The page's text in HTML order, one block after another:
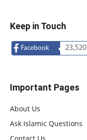
Keep in Touch
Facebook 23,520
Important Pages
About Us
Ask Islamic Questions